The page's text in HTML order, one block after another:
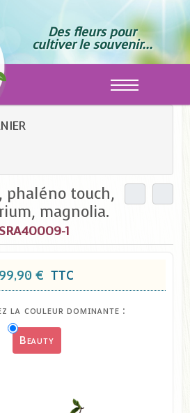
Des fleurs pour
cultiver le souvenir...
Off-Canvas
phaléno touch,
magnolia.
1
€ TTC
la couleur dominante :
Beauty